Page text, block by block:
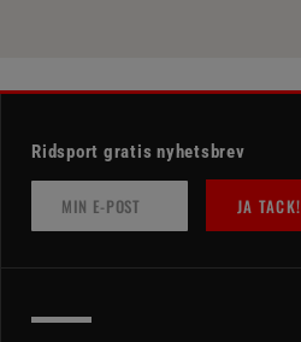
Ridsport gratis nyhetsbrev
JA TACK!